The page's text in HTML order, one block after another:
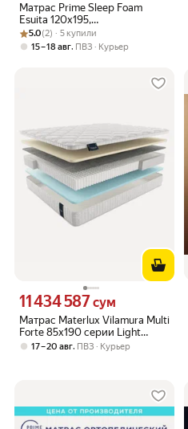
Матрас Prime Sleep Foam
Esuita 120х195,
ортопедический,
беспружинный, разная
Рейтинг товара: 5.0 из 5
Оценок: (2) · 5 купили
5.0(2) · 5 купили
15 – 18 авг, ПВЗ Курьер
Матрас Materlux Vilamura Multi
Forte 85х190 серии Light
высота 21 см
Цена 11434587 сум вместо
11 434 587сум
17 – 20 авг, ПВЗ Курьер